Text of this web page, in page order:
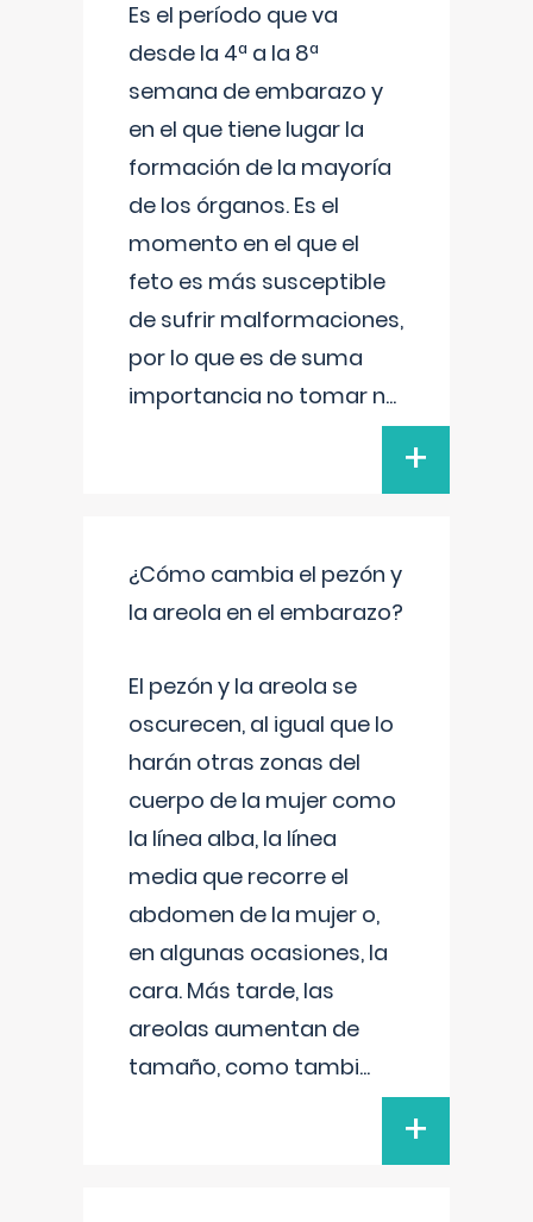
Es el período que va
desde la 4ª a la 8ª
semana de embarazo y
en el que tiene lugar la
formación de la mayoría
de los órganos. Es el
momento en el que el
feto es más susceptible
de sufrir malformaciones,
por lo que es de suma
importancia no tomar n...
+
¿Cómo cambia el pezón y
la areola en el embarazo?
El pezón y la areola se
oscurecen, al igual que lo
harán otras zonas del
cuerpo de la mujer como
la línea alba, la línea
media que recorre el
abdomen de la mujer o,
en algunas ocasiones, la
cara. Más tarde, las
areolas aumentan de
tamaño, como tambi...
+